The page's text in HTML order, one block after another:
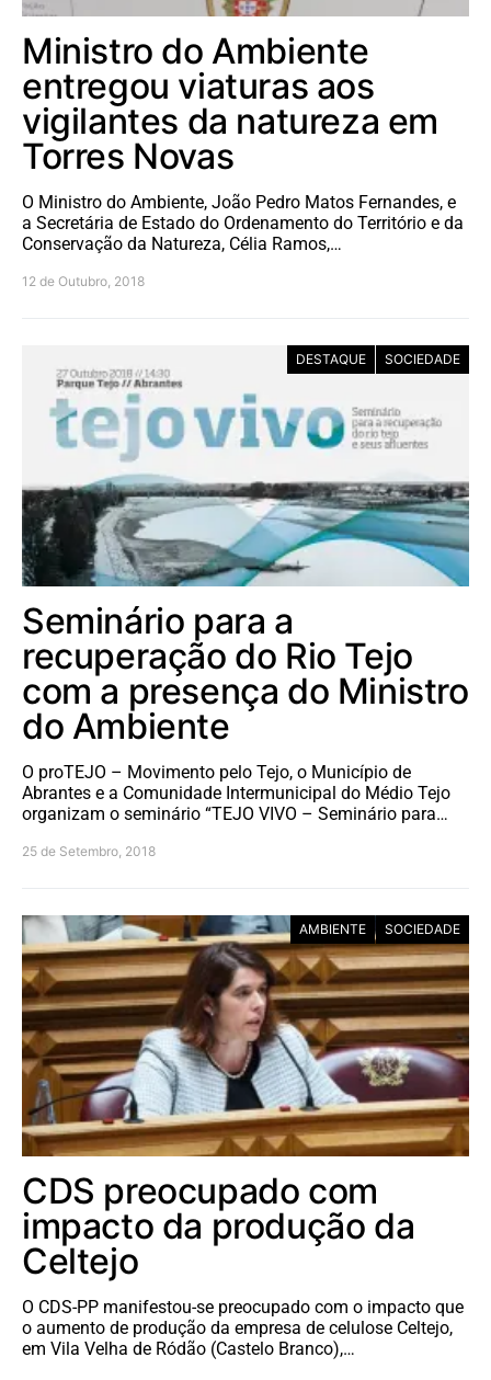
Ministro do Ambiente
entregou viaturas aos
vigilantes da natureza em
Torres Novas
O Ministro do Ambiente, João Pedro Matos Fernandes, e
a Secretária de Estado do Ordenamento do Território e da
Conservação da Natureza, Célia Ramos,…
12 de Outubro, 2018
DESTAQUE SOCIEDADE
Seminário para a
recuperação do Rio Tejo
com a presença do Ministro
do Ambiente
O proTEJO – Movimento pelo Tejo, o Município de
Abrantes e a Comunidade Intermunicipal do Médio Tejo
organizam o seminário “TEJO VIVO – Seminário para…
25 de Setembro, 2018
AMBIENTE SOCIEDADE
CDS preocupado com
impacto da produção da
Celtejo
O CDS-PP manifestou-se preocupado com o impacto que
o aumento de produção da empresa de celulose Celtejo,
em Vila Velha de Ródão (Castelo Branco),…